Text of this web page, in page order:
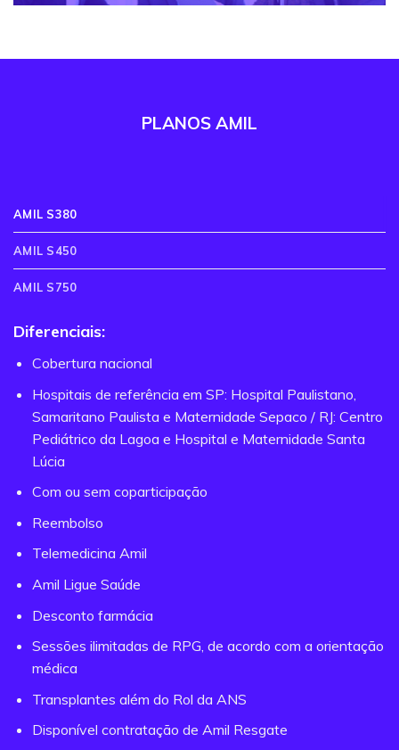
PLANOS AMIL
AMIL S380
AMIL S450
AMIL S750
Diferenciais:
Cobertura nacional
Hospitais de referência em SP: Hospital Paulistano,
Samaritano Paulista e Maternidade Sepaco / RJ: Centro
Pediátrico da Lagoa e Hospital e Maternidade Santa
Lúcia
Com ou sem coparticipação
Reembolso
Telemedicina Amil
Amil Ligue Saúde
Desconto farmácia
Sessões ilimitadas de RPG, de acordo com a orientação
médica
Transplantes além do Rol da ANS
Disponível contratação de Amil Resgate